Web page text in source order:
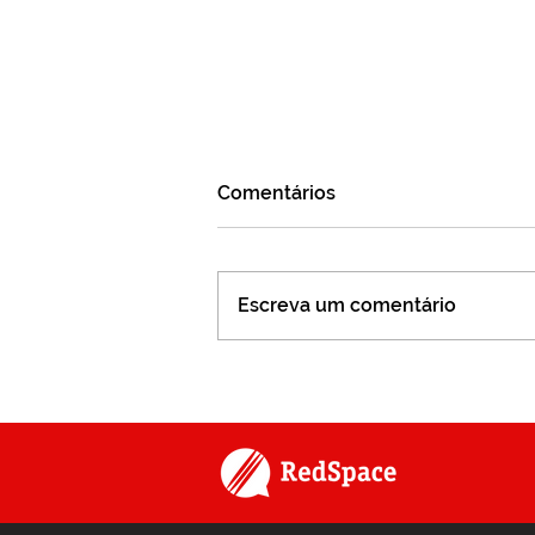
Comentários
Escreva um comentário